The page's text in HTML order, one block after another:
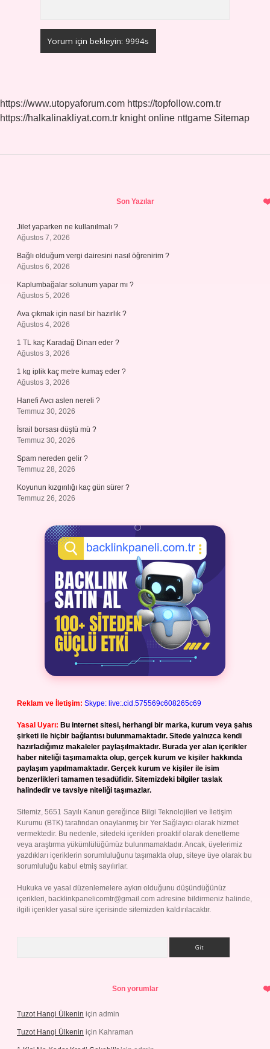
https://www.utopyaforum.com https://topfollow.com.tr
https://halkalinakliyat.com.tr knight online nttgame Sitemap
Son Yazılar
Jilet yaparken ne kullanılmalı ?
Ağustos 7, 2026
Bağlı olduğum vergi dairesini nasıl öğrenirim ?
Ağustos 6, 2026
Kaplumbağalar solunum yapar mı ?
Ağustos 5, 2026
Ava çıkmak için nasıl bir hazırlık ?
Ağustos 4, 2026
1 TL kaç Karadağ Dinarı eder ?
Ağustos 3, 2026
1 kg iplik kaç metre kumaş eder ?
Ağustos 3, 2026
Hanefi Avcı aslen nereli ?
Temmuz 30, 2026
İsrail borsası düştü mü ?
Temmuz 30, 2026
Spam nereden gelir ?
Temmuz 28, 2026
Koyunun kızgınlığı kaç gün sürer ?
Temmuz 26, 2026
Reklam ve İletişim: Skype: live:.cid.575569c608265c69
Yasal Uyarı: Bu internet sitesi, herhangi bir marka, kurum veya şahıs
şirketi ile hiçbir bağlantısı bulunmamaktadır. Sitede yalnızca kendi
hazırladığımız makaleler paylaşılmaktadır. Burada yer alan içerikler
haber niteliği taşımamakta olup, gerçek kurum ve kişiler hakkında
paylaşım yapılmamaktadır. Gerçek kurum ve kişiler ile isim
benzerlikleri tamamen tesadüfidir. Sitemizdeki bilgiler taslak
halindedir ve tavsiye niteliği taşımazlar.
Sitemiz, 5651 Sayılı Kanun gereğince Bilgi Teknolojileri ve İletişim
Kurumu (BTK) tarafından onaylanmış bir Yer Sağlayıcı olarak hizmet
vermektedir. Bu nedenle, sitedeki içerikleri proaktif olarak denetleme
veya araştırma yükümlülüğümüz bulunmamaktadır. Ancak, üyelerimiz
yazdıkları içeriklerin sorumluluğunu taşımakta olup, siteye üye olarak bu
sorumluluğu kabul etmiş sayılırlar.
Hukuka ve yasal düzenlemelere aykırı olduğunu düşündüğünüz
içerikleri, backlinkpanelicomtr@gmail.com adresine bildirmeniz halinde,
ilgili içerikler yasal süre içerisinde sitemizden kaldırılacaktır.
Son yorumlar
Tuzot Hangi Ülkenin için admin
Tuzot Hangi Ülkenin için Kahraman